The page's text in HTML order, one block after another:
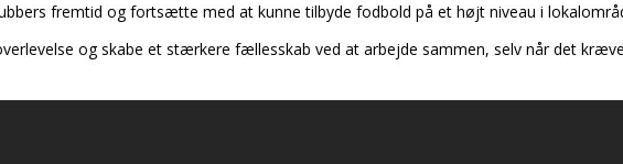
fremtid og fortsætte med at kunne tilbyde fodbold på et højt niveau i
og skabe et stærkere fællesskab ved at arbejde sammen, selv når det